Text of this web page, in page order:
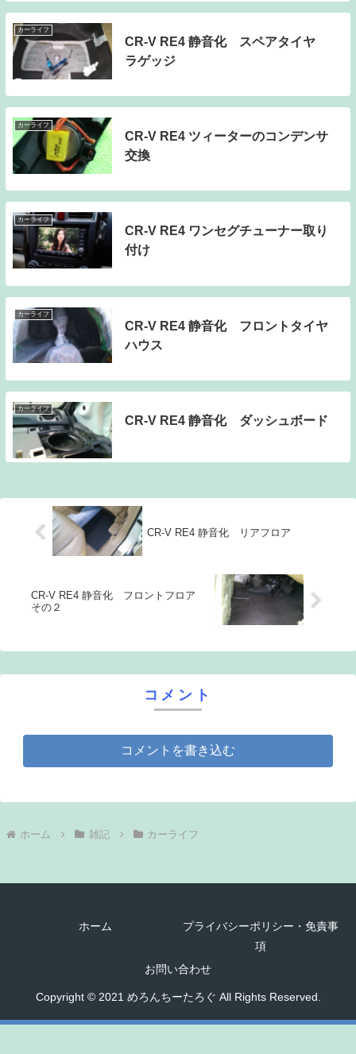
カーライフ
CR-V RE4 静音化 スペアタイヤ
ラゲッジ
カーライフ
CR-V RE4 ツィーターのコンデンサ
交換
カーライフ
CR-V RE4 ワンセグチューナー取り
付け
カーライフ
CR-V RE4 静音化 フロントタイヤ
ハウス
カーライフ
CR-V RE4 静音化 ダッシュボード
CR-V RE4 静音化 リアフロア
CR-V RE4 静音化 フロントフロア
その２
コメント
コメントを書き込む
ホーム 雑記 カーライフ
ホーム
プライバシーポリシー・免責事
項
お問い合わせ
Copyright © 2021 めろんちーたろぐ All Rights Reserved.